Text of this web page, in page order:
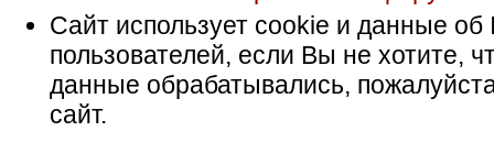
Сайт использует cookie и данные об
пользователей, если Вы не хотите,
данные обрабатывались,
сайт.